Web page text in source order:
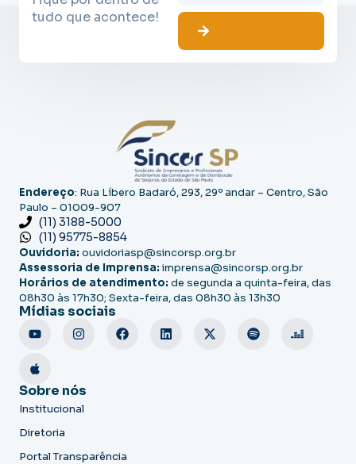
tudo que acontece!
Endereço: Rua Líbero Badaró, 293, 29º andar – Centro, São
Paulo – 01009-907
(11) 3188-5000
(11) 95775-8854
Ouvidoria: ouvidoriasp@sincorsp.org.br
Assessoria de Imprensa: imprensa@sincorsp.org.br
Horários de atendimento: de segunda a quinta-feira, das
08h30 às 17h30; Sexta-feira, das 08h30 às 13h30
Mídias sociais
Sobre nós
Institucional
Diretoria
Portal Transparência